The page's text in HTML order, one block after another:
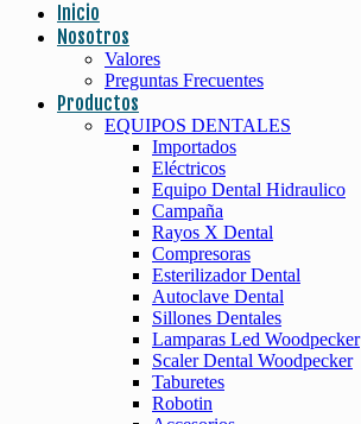
Inicio
Nosotros
Valores
Preguntas Frecuentes
Productos
EQUIPOS DENTALES
Importados
Eléctricos
Equipo Dental Hidraulico
Campaña
Rayos X Dental
Compresoras
Esterilizador Dental
Autoclave Dental
Sillones Dentales
Lamparas Led Woodpecker
Scaler Dental Woodpecker
Taburetes
Robotin